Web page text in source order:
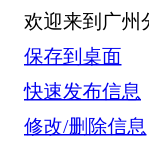
欢迎来到广州
保存到桌面
快速发布信息
修改/删除信息